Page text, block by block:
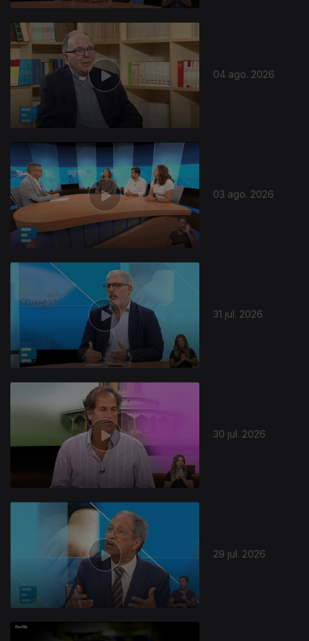
04 ago. 2026
03 ago. 2026
31 jul. 2026
30 jul. 2026
29 jul. 2026